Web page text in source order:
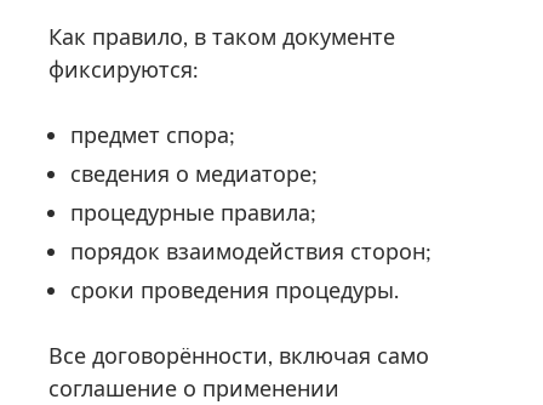
Как правило, в таком документе
фиксируются:
предмет спора;
сведения о медиаторе;
процедурные правила;
порядок взаимодействия сторон;
сроки проведения процедуры.
Все договорённости, включая само
соглашение о применении